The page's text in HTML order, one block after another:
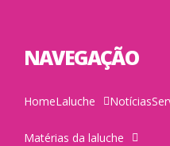
NAVEGAÇÃO
HomeLaluche Notícias
Matérias da laluche